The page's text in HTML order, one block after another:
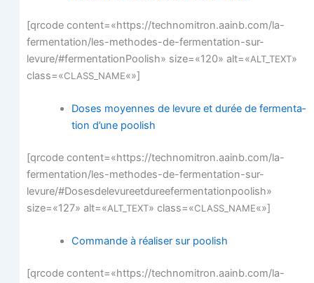
[qrcode content=«https://technomitron.aainb.com/la-
fermentation/les-methodes-de-fermentation-sur-
levure/#fermentationPoolish» size=«120» alt=«ALT_TEXT»
class=«CLASS_NAME«»]
Doses moyennes de levure et durée de fer­men­ta­
tion d’une poolish
[qrcode content=«https://technomitron.aainb.com/la-
fermentation/les-methodes-de-fermentation-sur-
levure/#Dosesdelevureetdureefermentationpoolish»
size=«127» alt=«ALT_TEXT» class=«CLASS_NAME«»]
Com­mande à réa­li­ser sur poolish
[qrcode content=«https://technomitron.aainb.com/la-